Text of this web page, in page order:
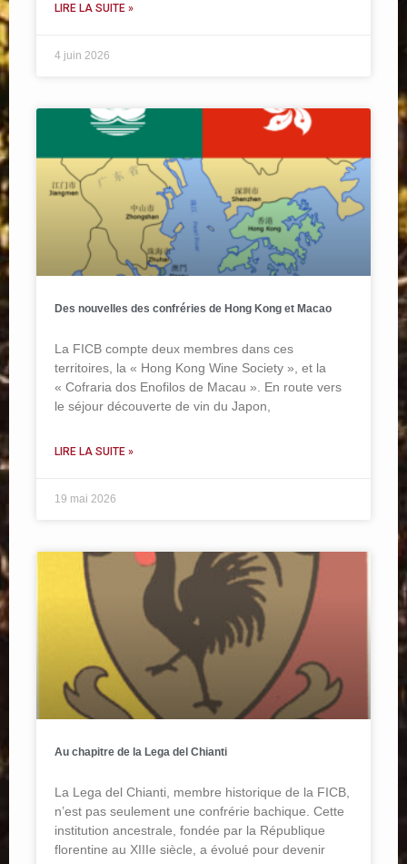
LIRE LA SUITE »
4 juin 2026
Des nouvelles des confréries de Hong Kong et Macao
La FICB compte deux membres dans ces
territoires, la « Hong Kong Wine Society », et la
« Cofraria dos Enofilos de Macau ». En route vers
le séjour découverte de vin du Japon,
LIRE LA SUITE »
19 mai 2026
Au chapitre de la Lega del Chianti
La Lega del Chianti, membre historique de la FICB,
n’est pas seulement une confrérie bachique. Cette
institution ancestrale, fondée par la République
florentine au XIIIe siècle, a évolué pour devenir